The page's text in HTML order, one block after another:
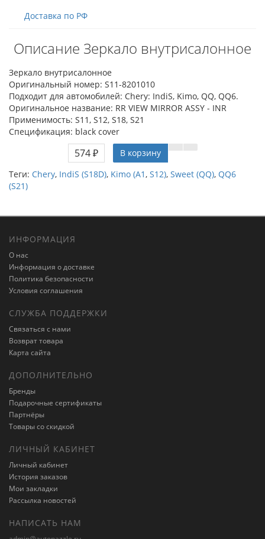
Доставка по РФ
Описание Зеркало внутрисалонное
Зеркало внутрисалонное
Оригинальный номер: S11-8201010
Подходит для автомобилей: Chery: IndiS, Kimo, QQ, QQ6.
Оригинальное название: RR VIEW MIRROR ASSY - INR
Применимость: S11, S12, S18, S21
Спецификация: black cover
574 ₽
В корзину
Теги: Chery, IndiS (S18D), Kimo (A1, S12), Sweet (QQ), QQ6
(S21)
ИНФОРМАЦИЯ
О нас
Информация о доставке
Политика безопасности
Условия соглашения
СЛУЖБА ПОДДЕРЖКИ
Связаться с нами
Возврат товара
Карта сайта
ДОПОЛНИТЕЛЬНО
Бренды
Подарочные сертификаты
Партнёры
Товары со скидкой
ЛИЧНЫЙ КАБИНЕТ
Личный кабинет
История заказов
Мои закладки
Рассылка новостей
НАПИСАТЬ НАМ